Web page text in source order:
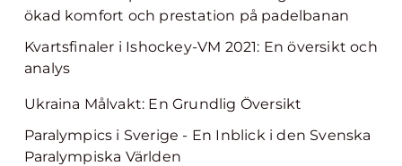
ökad komfort och prestation på padelbanan
Kvartsfinaler i Ishockey-VM 2021: En översikt och
analys
Ukraina Målvakt: En Grundlig Översikt
Paralympics i Sverige - En Inblick i den Svenska
Paralympiska Världen